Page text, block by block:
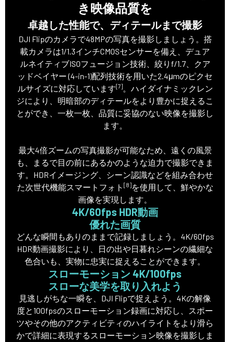
き映像品質を
卓越した性能で、ディテールまで撮影
DJI Flipのカメラで48MPの写真を撮影しましょう。搭
載カメラは1/1.3インチCMOSセンサーを備え、デュア
ルネイティブISOフュージョン技術、絞りf/1.7、クア
ッドベイヤー (4-in-1)配列技術を用いた2.4μmのピクセ
ルサイズに対応しています[7]。ハイダイナミックレン
ジにより、明暗部のディテールをより豊かに捉えるこ
とができ、一枚一枚、品質に妥協のない映像を撮影し
ます。
最大4倍ズームの写真撮影が可能なため、遠くの風景
も、まるで目の前にあるかのような迫力で撮影できま
す。HDRイメージング、シーン認識などを組み合わせ
た次世代機能スマートフォト [8]を使用して、鮮やかな
画像を実現します。
4K/60fps HDR動画
優れた画質
どんな瞬間もありのままで記録しましょう。4K/60fps
HDR動画撮影により、日の出や日暮れシーンの繊細な
色合いも、実物に忠実に捉えることができます。
スローモーション 4K/100fps
スローな美学を取り入れよう
見逃しがちな一瞬を、DJI Flipで捉えよう。4Kの解像
度と100fpsのスローモーション録画に対応し、スポー
ツやその他のアクティビティのハイライトをより滑ら
かで詳細に表現するスローモーション映像を撮影しま